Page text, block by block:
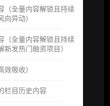
（全量内容解锁且持续
向异动）
（全量内容解锁且持续
新发热门融资项目）
吸收）
栏目历史内容
9.5 折）
通